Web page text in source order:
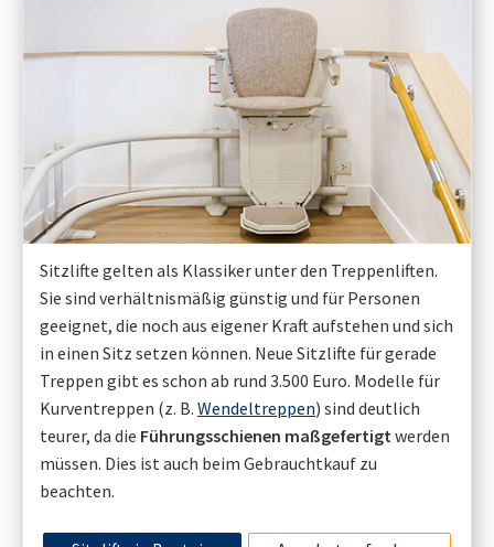
Sitzlifte gelten als Klassiker unter den Treppenliften.
Sie sind verhältnismäßig günstig und für Personen
geeignet, die noch aus eigener Kraft aufstehen und sich
in einen Sitz setzen können. Neue Sitzlifte für gerade
Treppen gibt es schon ab rund 3.500 Euro. Modelle für
Kurventreppen (z. B. Wendeltreppen) sind deutlich
teurer, da die Führungsschienen maßgefertigt werden
müssen. Dies ist auch beim Gebrauchtkauf zu
beachten.